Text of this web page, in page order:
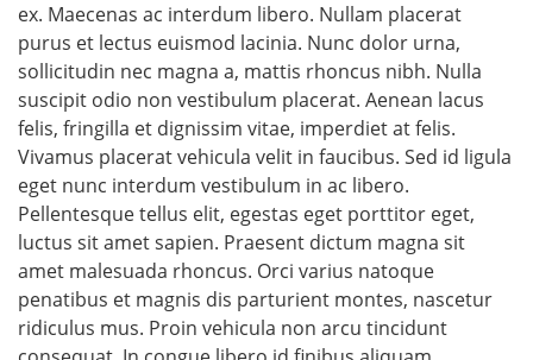
ex. Maecenas ac interdum libero. Nullam placerat
purus et lectus euismod lacinia. Nunc dolor urna,
sollicitudin nec magna a, mattis rhoncus nibh. Nulla
suscipit odio non vestibulum placerat. Aenean lacus
felis, fringilla et dignissim vitae, imperdiet at felis.
Vivamus placerat vehicula velit in faucibus. Sed id ligula
eget nunc interdum vestibulum in ac libero.
Pellentesque tellus elit, egestas eget porttitor eget,
luctus sit amet sapien. Praesent dictum magna sit
amet malesuada rhoncus. Orci varius natoque
penatibus et magnis dis parturient montes, nascetur
ridiculus mus. Proin vehicula non arcu tincidunt